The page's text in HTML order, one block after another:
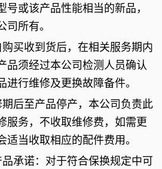
号或该产品性能相当的新品，
司所有。
购买收到货后，在相关服务期内
品须经过本公司检测人员确认
进行维修及更换故障备件。
期后至产品停产，本公司负责此
服务，不收取维修费，如需更
适当收取相应的配件费用。
承诺：对于符合保换规定中可